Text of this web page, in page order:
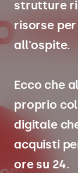
strutture
risorse
all'ospite.
Ecco che
proprio
digitale
acquisti
ore su 24.